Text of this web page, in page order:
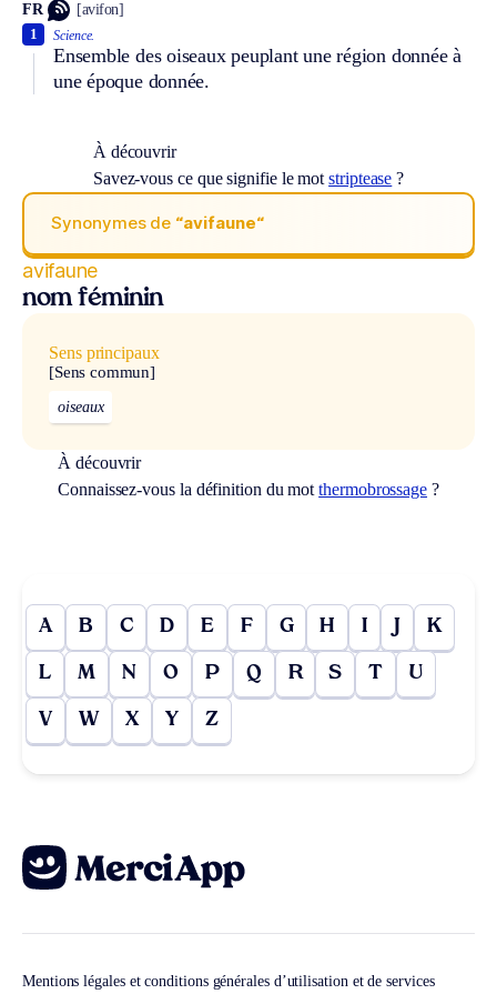
FR [avifon]
Science.
Ensemble des oiseaux peuplant une région donnée à
une époque donnée.
1
À découvrir
Savez-vous ce que signifie le motstriptease ?
Synonymes de “avifaune“
avifaune
nom féminin
Sens principaux
[Sens commun]
oiseaux
À découvrir
Connaissez-vous la définition du motthermobrossage ?
A B C D E F G H I J K
L M N O P Q R S T U
V W X Y Z
Mentions légales et conditions générales d’utilisation et de services